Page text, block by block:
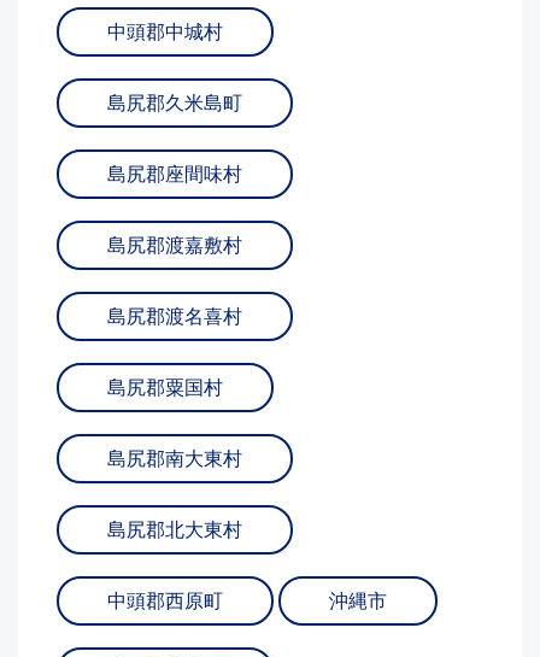
中頭郡中城村
島尻郡久米島町
島尻郡座間味村
島尻郡渡嘉敷村
島尻郡渡名喜村
島尻郡粟国村
島尻郡南大東村
島尻郡北大東村
中頭郡西原町 沖縄市